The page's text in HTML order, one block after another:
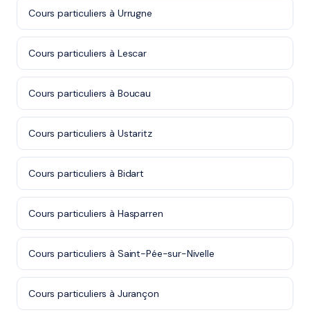
Cours particuliers à Urrugne
Cours particuliers à Lescar
Cours particuliers à Boucau
Cours particuliers à Ustaritz
Cours particuliers à Bidart
Cours particuliers à Hasparren
Cours particuliers à Saint-Pée-sur-Nivelle
Cours particuliers à Jurançon